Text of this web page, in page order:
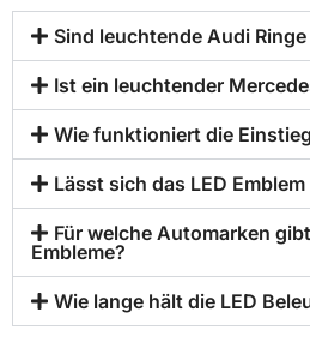
Sind leuchtende Audi
Ist ein leuchtender
Wie funktioniert die
Lässt sich das LED
Für welche Automarken
Embleme?
Wie lange hält die LED